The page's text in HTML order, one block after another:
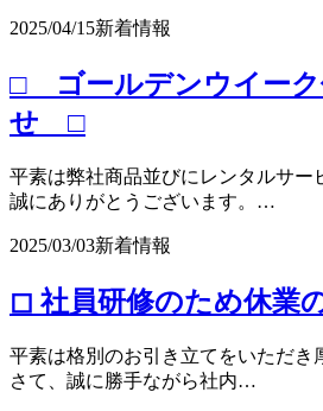
2025/04/15新着情報
□ ゴールデンウイーク
せ □
平素は弊社商品並びにレンタルサー
誠にありがとうございます。…
2025/03/03新着情報
◻︎ 社員研修のため休業
平素は格別のお引き立てをいただき
さて、誠に勝手ながら社内…